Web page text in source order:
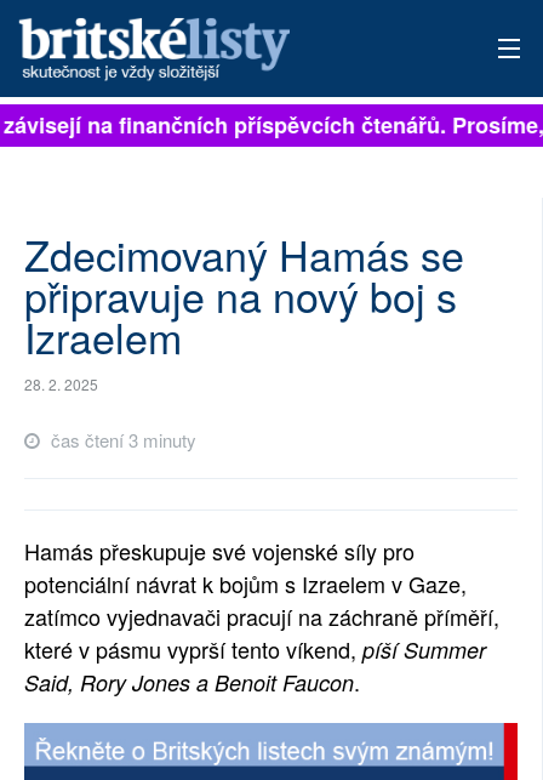
PŘIHLÁSIT
ARCHIV
ROZHOVORY
TÉMATA
SOCIÁLNÍ SÍTĚ
RUBRIKY
PLNÁ VERZE STRÁNEK
na finančních příspěvcích čtenářů. Prosíme,
Zdecimovaný Hamás se
připravuje na nový boj s
Izraelem
28. 2. 2025
čas čtení 3 minuty
Hamás přeskupuje své vojenské síly pro
potenciální návrat k bojům s Izraelem v Gaze,
zatímco vyjednavači pracují na záchraně příměří,
které v pásmu vyprší tento víkend, píší Summer
Said, Rory Jones a Benoit Faucon.